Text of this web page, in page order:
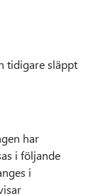
tidigare släppt
har
i följande
i